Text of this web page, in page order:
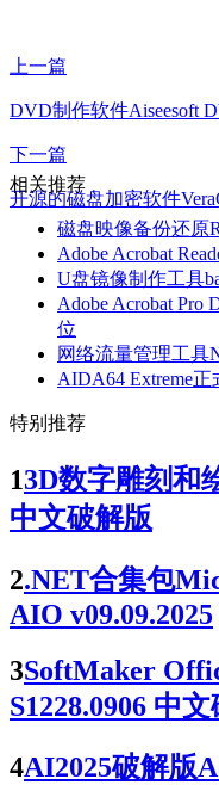
上一篇
DVD制作软件Aiseesoft
下一篇
开源的磁盘加密软件
相关推荐
磁盘映像备份还原
Adobe Acrobat
U盘镜像制作工具
Adobe Acrobat Pro
位
网络流量管理工具
AIDA64 Extreme
特别推荐
13D数字雕刻和
中文破解版
2.NET合集包
AIO v09.09.2025
3SoftMaker
S1228.0906 中
4AI2025破解版